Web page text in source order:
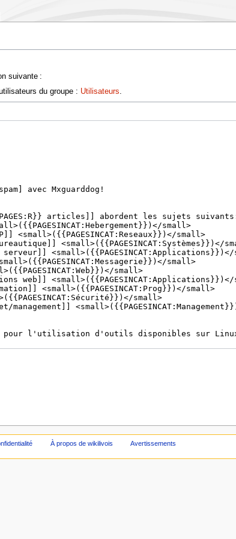
suivante :
du groupe : Utilisateurs.
À propos de wikilivois Avertissements